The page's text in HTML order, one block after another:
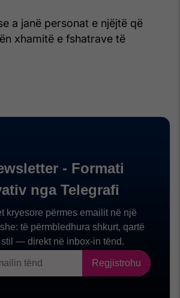
a janë personat e njëjtë që
xhamitë e fshatrave të